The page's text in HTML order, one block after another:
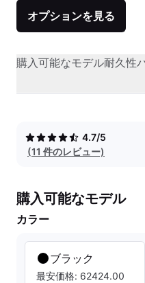
オプションを見る
購入可能なモデル耐久性
4.7/5
(11 件のレビュー)
購入可能なモデル
カラー
ブラック
最安価格: 62424.00